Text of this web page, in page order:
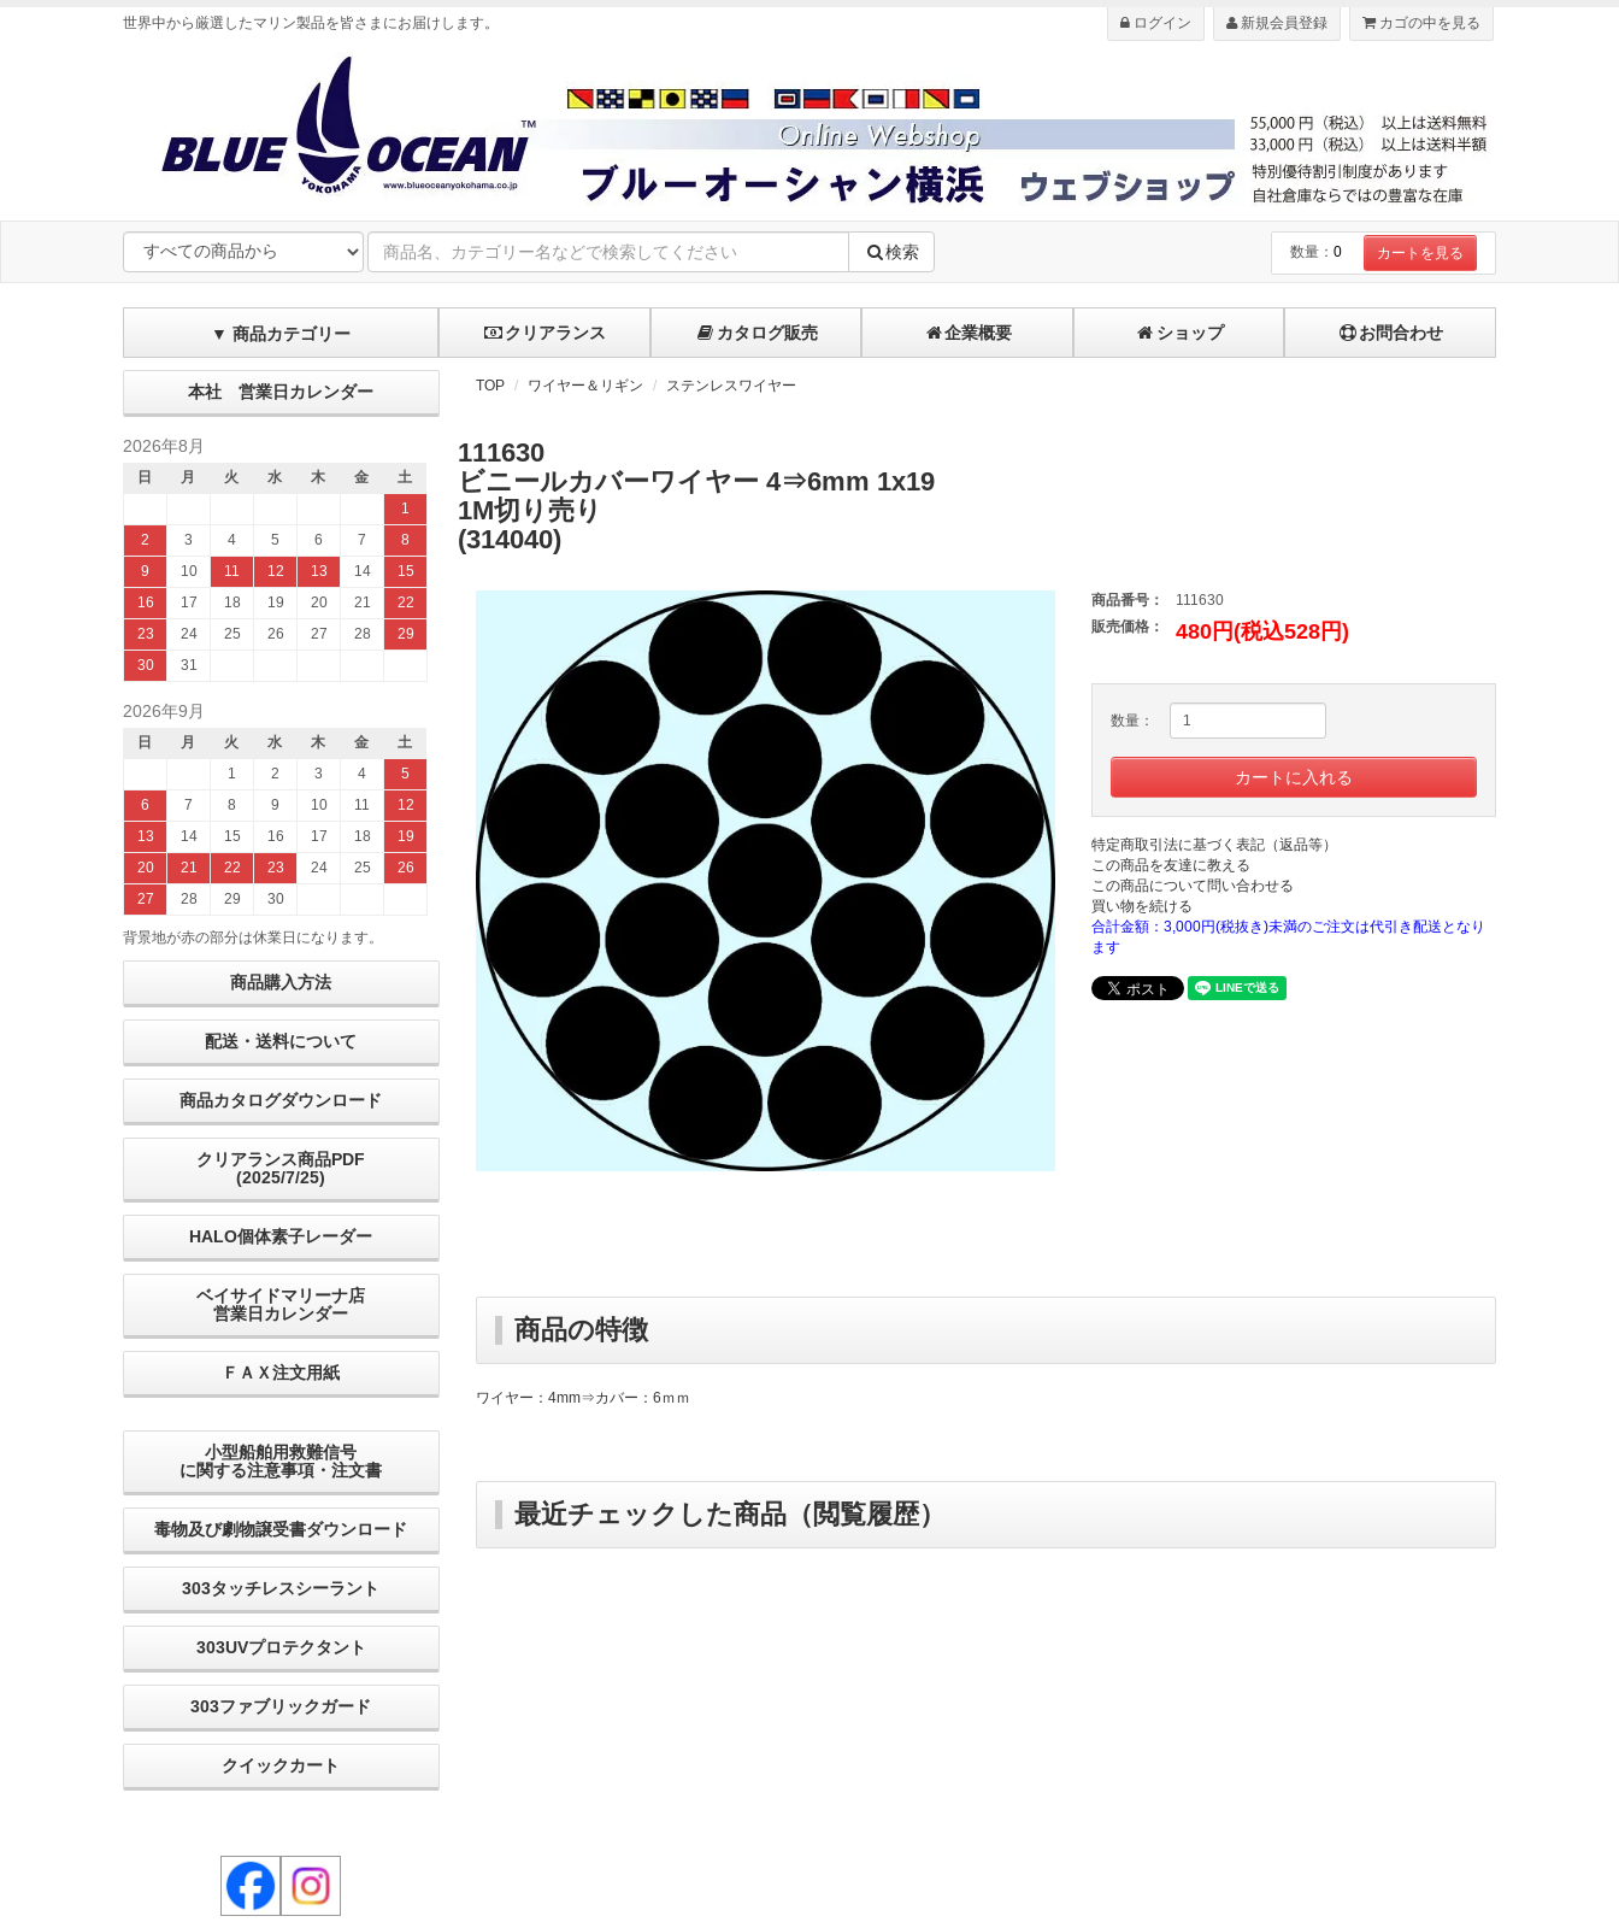
世界中から厳選したマリン製品を皆さまにお届けします。 ログイン 新規会員登録 カゴの中を見る
検索 数量： 0 カートを見る
▼ 商品カテゴリー クリアランス カタログ販売 企業概要 ショップ お問合わせ
TOP ワイヤー＆リギン ステンレスワイヤー
111630
ビニールカバーワイヤー 4⇒6mm 1x19
1M切り売り
(314040)
商品番号：
111630
販売価格：
480円(税込528円)
数量：
特定商取引法に基づく表記（返品等）
この商品を友達に教える
この商品について問い合わせる
買い物を続ける
合計金額：3,000円(税抜き)未満のご注文は代引き配送となり
ます
商品の特徴
ワイヤー：4mm⇒カバー：6ｍｍ
最近チェックした商品（閲覧履歴）
本社 営業日カレンダー
2026年8月
日 月 火 水 木 金
土
1
2
3 4 5 6 7
8
9
10 11 12 13 14
15
16
17 18 19 20 21
22
23
24 25 26 27 28
29
30
31
2026年9月
日 月 火 水 木 金
土
1
2 3 4
5
6
7 8 9 10 11
12
13
14 15 16 17 18
19
20
21 22 23 24 25
26
27
28 29 30
背景地が赤の部分は休業日になります。
商品購入方法
配送・送料について
商品カタログダウンロード
クリアランス商品PDF
(2025/7/25)
HALO個体素子レーダー
ベイサイドマリーナ店
営業日カレンダー
ＦＡＸ注文用紙
小型船舶用救難信号
に関する注意事項・注文書
毒物及び劇物譲受書ダウンロード
303タッチレスシーラント
303UVプロテクタント
303ファブリックガード
クイックカート